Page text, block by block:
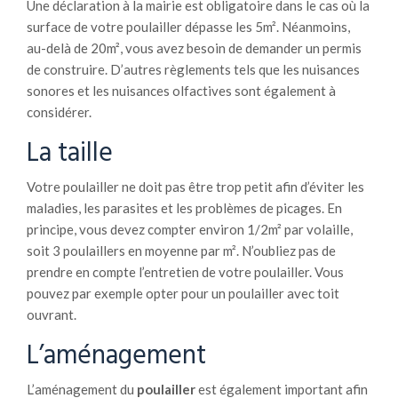
Une déclaration à la mairie est obligatoire dans le cas où la
surface de votre poulailler dépasse les 5m². Néanmoins,
au-delà de 20m², vous avez besoin de demander un permis
de construire. D’autres règlements tels que les nuisances
sonores et les nuisances olfactives sont également à
considérer.
La taille
Votre poulailler ne doit pas être trop petit afin d’éviter les
maladies, les parasites et les problèmes de picages. En
principe, vous devez compter environ 1/2m² par volaille,
soit 3 poulaillers en moyenne par m². N’oubliez pas de
prendre en compte l’entretien de votre poulailler. Vous
pouvez par exemple opter pour un poulailler avec toit
ouvrant.
L’aménagement
L’aménagement du poulaillerest également important afin